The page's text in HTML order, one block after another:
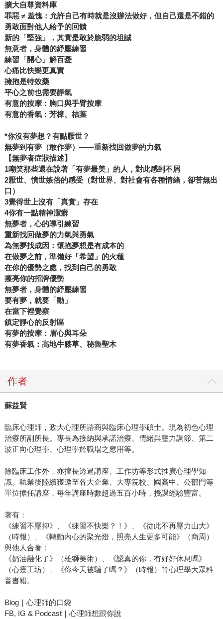
擴大自尊資料庫
罪惡 ≠ 羞愧：允許自己有時就是沒辦法做好，但自己還是不錯的
勇敢面對他人給予的回饋
新的「堅強」，其實是敢於脆弱的坦誠
無意者，身體的紓壓練習
練習「開心」解百憂
心痛比快樂更真實
擁抱是特效藥
平心之前也需要靜氣
有意的按摩：胸口與手臂按摩
有意的香氣：芳樟、桔葉
*你沒有夢想？有點厭世？
無夢到有夢（敢作夢）——重新找回做夢的力氣
【無夢者症狀描述】
1嘲笑那些還在說著「有夢最美」的人，對此感到不屑
2厭世、憤世嫉俗的感受（對世界、對社會有各種情緒，卻苦無出
口）
3覺得世上沒有「真實」存在
4你有一點精神潔癖
無夢者，心的導引練習
重新找回做夢的力氣與勇氣
為無夢找成因：懷抱夢想是有成本的
在做夢之前，準備好「希望」的火種
在你的優勢之處，找到自己的勇敢
擦亮你的招牌優勢
無夢者，身體的紓壓練習
要有夢，就要「動」
在當下裡覺察
鎮定靜心的反射區
有夢的按摩：眉心與耳朵
有夢香氣：高地牛膝草、秘魯聖木
作者
蘇益賢
臨床心理師，政大心理所諮商與臨床心理學碩士。現為初色心理
治療所副所長。專長為接納與承諾治療、情緒與壓力調節、第二
波正向心理學、心理學於職場之應用等。
除臨床工作外，亦擅長透過講座、工作坊等形式推廣心理學知
識。執業後陸續獲邀至各大企業、大專院校、國高中、公部門等
單位擔任講座，每年講座時數超過五百小時，授課經驗豐富。
著有：
《練習不壓抑》、《練習不快樂？！》、《從此不再壓力山大》
（時報）、《轉動內心的聚光燈，照亮人生更多可能》（商周）
與他人合著：
《奶油融化了》（雄獅美術）、《認真的你，有好好休息嗎》
（心靈工坊）、《你今天被騙了嗎？》（時報）等心理學大眾科
普書籍。
Blog｜心理師的口袋
FB, IG & Podcast｜心理師想跟你說